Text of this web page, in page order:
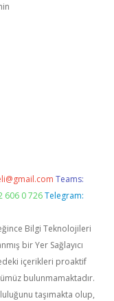
Teams:
606 0 726 Telegram:
Bilgi Teknolojileri
bir Yer Sağlayıcı
içerikleri proaktif
bulunmamaktadır.
taşımakta olup,